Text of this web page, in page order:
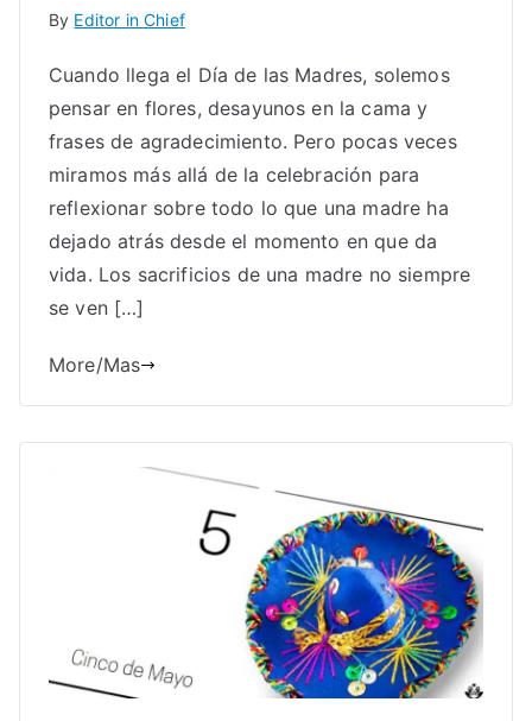
By Editor in Chief
Cuando llega el Día de las Madres, solemos
pensar en flores, desayunos en la cama y
frases de agradecimiento. Pero pocas veces
miramos más allá de la celebración para
reflexionar sobre todo lo que una madre ha
dejado atrás desde el momento en que da
vida. Los sacrificios de una madre no siempre
se ven […]
More/Mas